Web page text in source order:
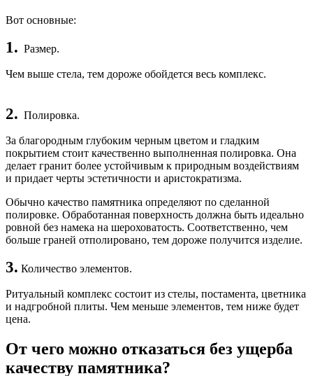
Вот основные:
1. Размер.
Чем выше стела, тем дороже обойдется весь комплекс.
2. Полировка.
За благородным глубоким черным цветом и гладким
покрытием стоит качественно выполненная полировка. Она
делает гранит более устойчивым к природным воздействиям
и придает черты эстетичности и аристократизма.
Обычно качество памятника определяют по сделанной
полировке. Обработанная поверхность должна быть идеально
ровной без намека на шероховатость. Соответственно, чем
больше граней отполировано, тем дороже получится изделие.
3. Количество элементов.
Ритуальный комплекс состоит из стелы, постамента, цветника
и надгробной плиты. Чем меньше элементов, тем ниже будет
цена.
От чего можно отказаться без ущерба
качеству памятника?